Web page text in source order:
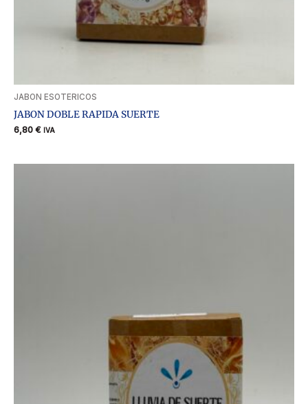
JABON ESOTERICOS
JABON DOBLE RAPIDA SUERTE
6,80 € IVA